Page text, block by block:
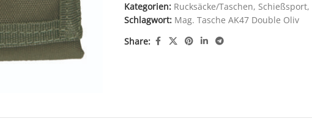
Kategorien: Rucksäcke/Taschen, Schießsport,
Schlagwort: Mag. Tasche AK47 Double Oliv
Share: